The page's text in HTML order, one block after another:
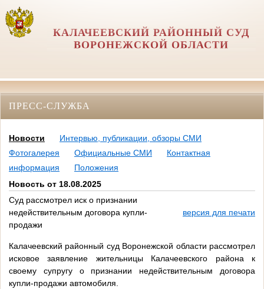
КАЛАЧЕЕВСКИЙ РАЙОННЫЙ СУД
ВОРОНЕЖСКОЙ ОБЛАСТИ
ПРЕСС-СЛУЖБА
Новости
Интервью, публикации, обзоры СМИ
Фотогалерея
Официальные СМИ
Контактная
информация
Положения
Новость от 18.08.2025
Суд рассмотрел иск о признании
недействительным договора купли-
продажи
версия для печати
Калачеевский районный суд Воронежской области рассмотрел
исковое заявление жительницы Калачеевского района к
своему супругу о признании недействительным договора
купли-продажи автомобиля.